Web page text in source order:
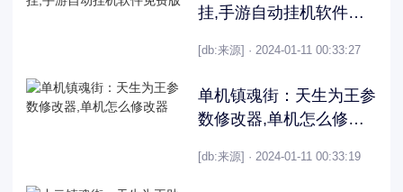
挂,手游自动挂机软件免
[db:来源] · 2024-01-11 00:33:27
单机镇魂街：天生为王参
数修改器,单机怎么修改
[db:来源] · 2024-01-11 00:33:19